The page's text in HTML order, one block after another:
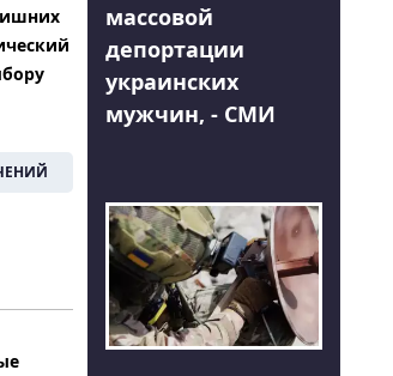
массовой
депортации
украинских
мужчин, - СМИ